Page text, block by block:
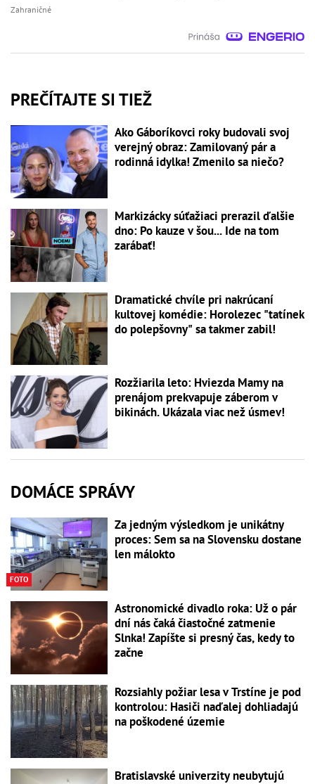
Zahraničné
PREČÍTAJTE SI TIEŽ
Ako Gáboríkovci roky budovali svoj
verejný obraz: Zamilovaný pár a
rodinná idylka! Zmenilo sa niečo?
Markizácky súťažiaci prerazil ďalšie
dno: Po kauze v šou... Ide na tom
zarábať!
Dramatické chvíle pri nakrúcaní
kultovej komédie: Horolezec "tatínek
do polepšovny" sa takmer zabil!
Rozžiarila leto: Hviezda Mamy na
prenájom prekvapuje záberom v
bikinách. Ukázala viac než úsmev!
DOMÁCE SPRÁVY
FOTO
Za jedným výsledkom je unikátny
proces: Sem sa na Slovensku dostane
len málokto
Astronomické divadlo roka: Už o pár
dní nás čaká čiastočné zatmenie
Slnka! Zapíšte si presný čas, kedy to
začne
Rozsiahly požiar lesa v Trstíne je pod
kontrolou: Hasiči naďalej dohliadajú
na poškodené územie
Bratislavské univerzity neubytujú